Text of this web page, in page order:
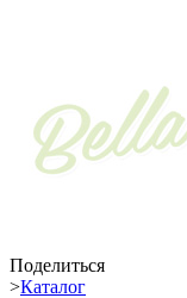
Поделиться
>Каталог